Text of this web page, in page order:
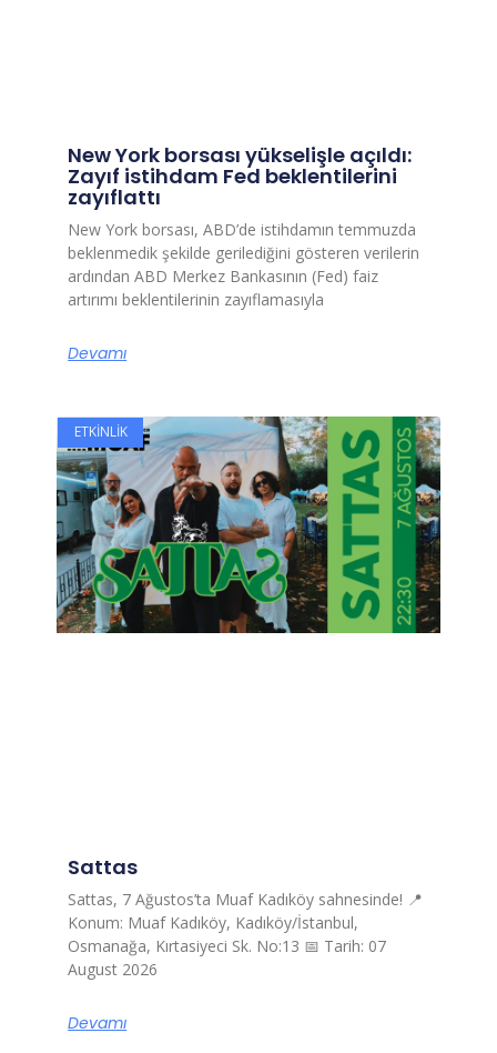
New York borsası yükselişle açıldı:
Zayıf istihdam Fed beklentilerini
zayıflattı
New York borsası, ABD’de istihdamın temmuzda
beklenmedik şekilde gerilediğini gösteren verilerin
ardından ABD Merkez Bankasının (Fed) faiz
artırımı beklentilerinin zayıflamasıyla
Devamı
ETKINLIK
Sattas
Sattas, 7 Ağustos’ta Muaf Kadıköy sahnesinde! 📍
Konum: Muaf Kadıköy, Kadıköy/İstanbul,
Osmanağa, Kırtasiyeci Sk. No:13 📅 Tarih: 07
August 2026
Devamı